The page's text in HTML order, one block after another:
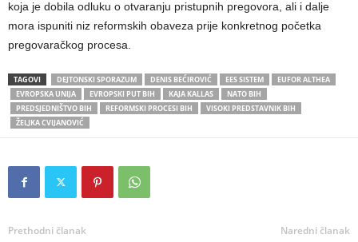
koja je dobila odluku o otvaranju pristupnih pregovora, ali i dalje
mora ispuniti niz reformskih obaveza prije konkretnog početka
pregovaračkog procesa.
TAGOVI DEJTONSKI SPORAZUM DENIS BEĆIROVIĆ EES SISTEM
EUFOR ALTHEA
EVROPSKA UNIJA
EVROPSKI PUT BIH KAJA KALLAS
NATO BIH
PREDSJEDNIŠTVO BIH
REFORMSKI PROCESI BIH
VISOKI PREDSTAVNIK BIH
ŽELJKA CVIJANOVIĆ
Prethodni članak Naredni članak